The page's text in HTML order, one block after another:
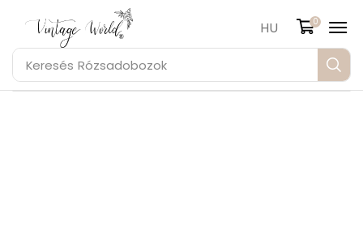
Keresés Rózsadobozok
HU 0